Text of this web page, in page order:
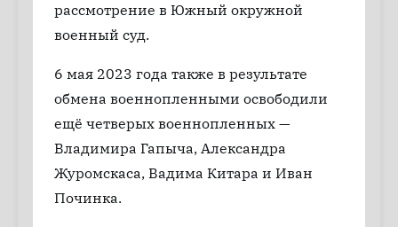
рассмотрение в Южный окружной
военный суд.
6 мая 2023 года также в результате
обмена военнопленными освободили
ещё четверых военнопленных —
Владимира Гапыча, Александра
Журомскаса, Вадима Китара и Иван
Починка.